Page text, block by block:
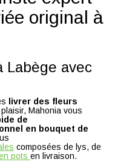
original à
Labège avec
livrer des fleurs
Mahonia vous
de
en bouquet de
composées de lys, de
pots en livraison.